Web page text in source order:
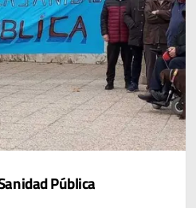
Pública